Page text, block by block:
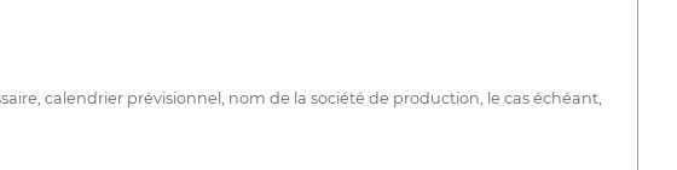
calendrier prévisionnel, nom de la société de production, le cas échéant,